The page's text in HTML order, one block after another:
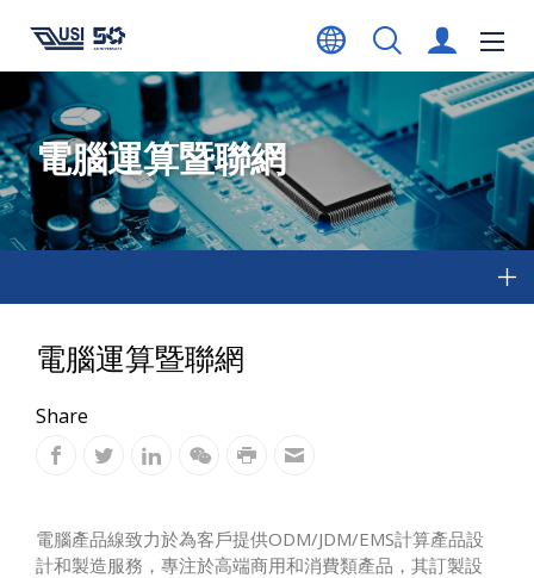
電腦運算暨聯網
電腦運算暨聯網
Share
電腦產品線致力於為客戶提供ODM/JDM/EMS計算產品設
計和製造服務，專注於高端商用和消費類產品，其訂製設